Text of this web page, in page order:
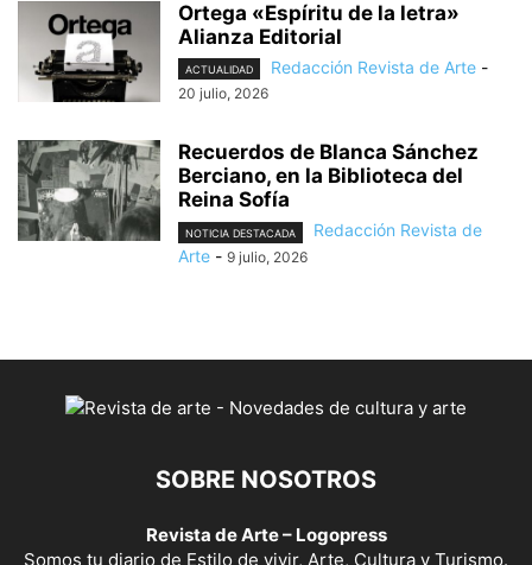
Ortega «Espíritu de la letra»
Alianza Editorial
ACTUALIDAD Redacción Revista de Arte -
20 julio, 2026
Recuerdos de Blanca Sánchez
Berciano, en la Biblioteca del
Reina Sofía
NOTICIA DESTACADA
Redacción Revista de
Arte - 9 julio, 2026
SOBRE NOSOTROS
Revista de Arte – Logopress
Somos tu diario de Estilo de vivir, Arte, Cultura y Turismo.